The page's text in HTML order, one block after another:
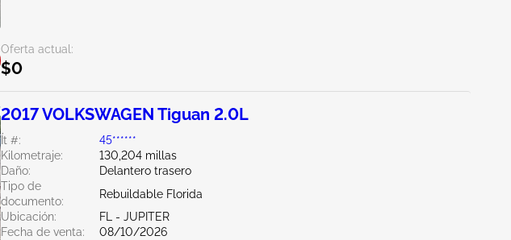
Oferta actual:
$0
2017 VOLKSWAGEN Tiguan 2.0L
Ít #:
45******
Kilometraje:
130,204 millas
Daño:
Delantero trasero
Tipo de
documento:
Rebuildable Florida
Ubicación:
FL - JUPITER
Fecha de venta:
08/10/2026